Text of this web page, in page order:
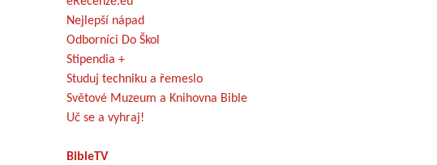
Nejlepší nápad
Odborníci Do Škol
Stipendia +
Studuj techniku a řemeslo
Světové Muzeum a Knihovna Bible
Uč se a vyhraj!
BibleTV